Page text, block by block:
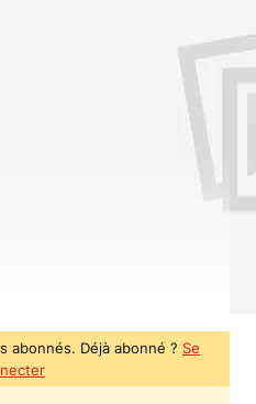
abonnés. Déjà abonné ? Se